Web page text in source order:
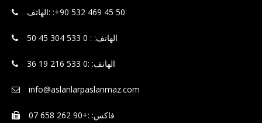
الهاتف: : 0 533 304 45 50
الهاتف: :0 533 216 19 36
info@aslanlarpaslanmaz.com
فاكس: :+90 262 658 07